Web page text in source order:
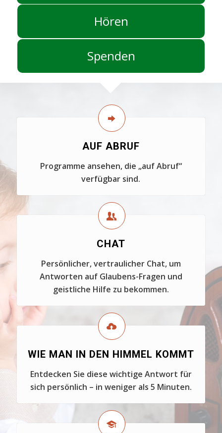
Hören
Spenden
AUF ABRUF
Programme ansehen, die „auf Abruf“
verfügbar sind.
CHAT
Persönlicher, vertraulicher Chat, um
Antworten auf Glaubens-Fragen und
geistliche Hilfe zu bekommen.
WIE MAN IN DEN HIMMEL KOMMT
Entdecken Sie diese wichtige Antwort für
sich persönlich – in weniger als 5 Minuten.